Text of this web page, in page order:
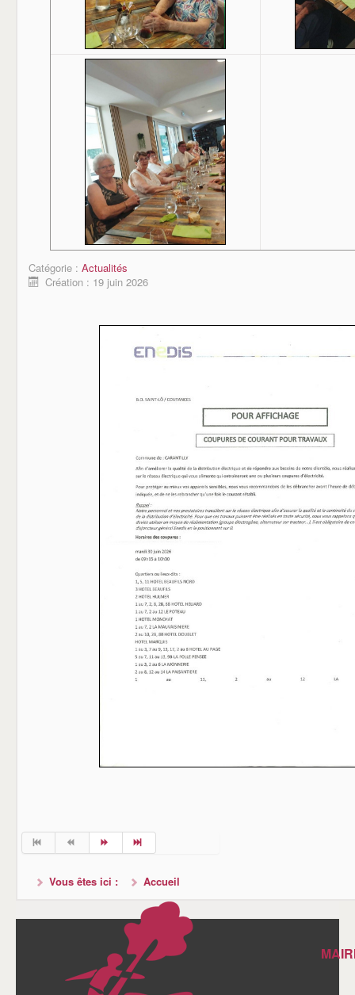
Catégorie : Actualités
Création : 19 juin 2026
Vous êtes ici : Accueil